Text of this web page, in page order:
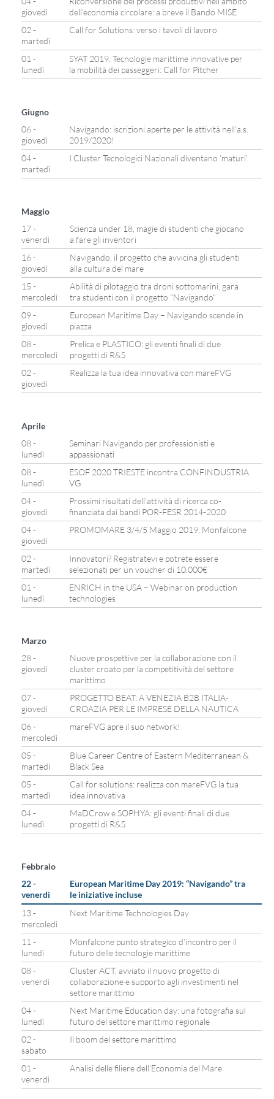
giovedì
dell’economia circolare: a breve il Bando MISE
02 -
martedì
Call for Solutions: verso i tavoli di lavoro
01 -
lunedì
SYAT 2019. Tecnologie marittime innovative per
la mobilità dei passeggeri: Call for Pitcher
Giugno
06 -
giovedì
Navigando: iscrizioni aperte per le attività nell’a.s.
2019/2020!
04 -
martedì
I Cluster Tecnologici Nazionali diventano ‘maturi’
Maggio
17 -
venerdì
Scienza under 18, magie di studenti che giocano
a fare gli inventori
16 -
giovedì
Navigando, il progetto che avvicina gli studenti
alla cultura del mare
15 -
mercoledì
Abilità di pilotaggio tra droni sottomarini, gara
tra studenti con il progetto “Navigando”
09 -
giovedì
European Maritime Day – Navigando scende in
piazza
08 -
mercoledì
Prelica e PLASTICO: gli eventi finali di due
progetti di R&S
02 -
giovedì
Realizza la tua idea innovativa con mareFVG
Aprile
08 -
lunedì
Seminari Navigando per professionisti e
appassionati
08 -
lunedì
ESOF 2020 TRIESTE incontra CONFINDUSTRIA
VG
04 -
giovedì
Prossimi risultati dell’attività di ricerca co-
finanziata dai bandi POR-FESR 2014-2020
04 -
giovedì
PROMOMARE 3/4/5 Maggio 2019, Monfalcone
02 -
martedì
Innovatori? Registratevi e potrete essere
selezionati per un voucher di 10.000€
01 -
lunedì
ENRICH in the USA – Webinar on production
technologies
Marzo
28 -
giovedì
Nuove prospettive per la collaborazione con il
cluster croato per la competitività del settore
marittimo
07 -
giovedì
PROGETTO BEAT: A VENEZIA B2B ITALIA-
CROAZIA PER LE IMPRESE DELLA NAUTICA
06 -
mercoledì
mareFVG apre il suo network!
05 -
martedì
Blue Career Centre of Eastern Mediterranean &
Black Sea
05 -
martedì
Call for solutions: realizza con mareFVG la tua
idea innovativa
04 -
lunedì
MaDCrow e SOPHYA: gli eventi finali di due
progetti di R&S
Febbraio
22 -
venerdì
European Maritime Day 2019: “Navigando” tra
le iniziative incluse
13 -
mercoledì
Next Maritime Technologies Day
11 -
lunedì
Monfalcone punto strategico d’incontro per il
futuro delle tecnologie marittime
08 -
venerdì
Cluster ACT, avviato il nuovo progetto di
collaborazione e supporto agli investimenti nel
settore marittimo
04 -
lunedì
Next Maritime Education day: una fotografia sul
futuro del settore marittimo regionale
02 -
sabato
Il boom del settore marittimo
01 -
venerdì
Analisi delle filiere dell’Economia del Mare